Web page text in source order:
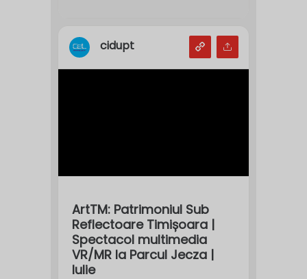
cidupt
ArtTM: Patrimoniul Sub
Reflectoare Timișoara |
Spectacol multimedia
VR/MR la Parcul Jecza |
Iulie